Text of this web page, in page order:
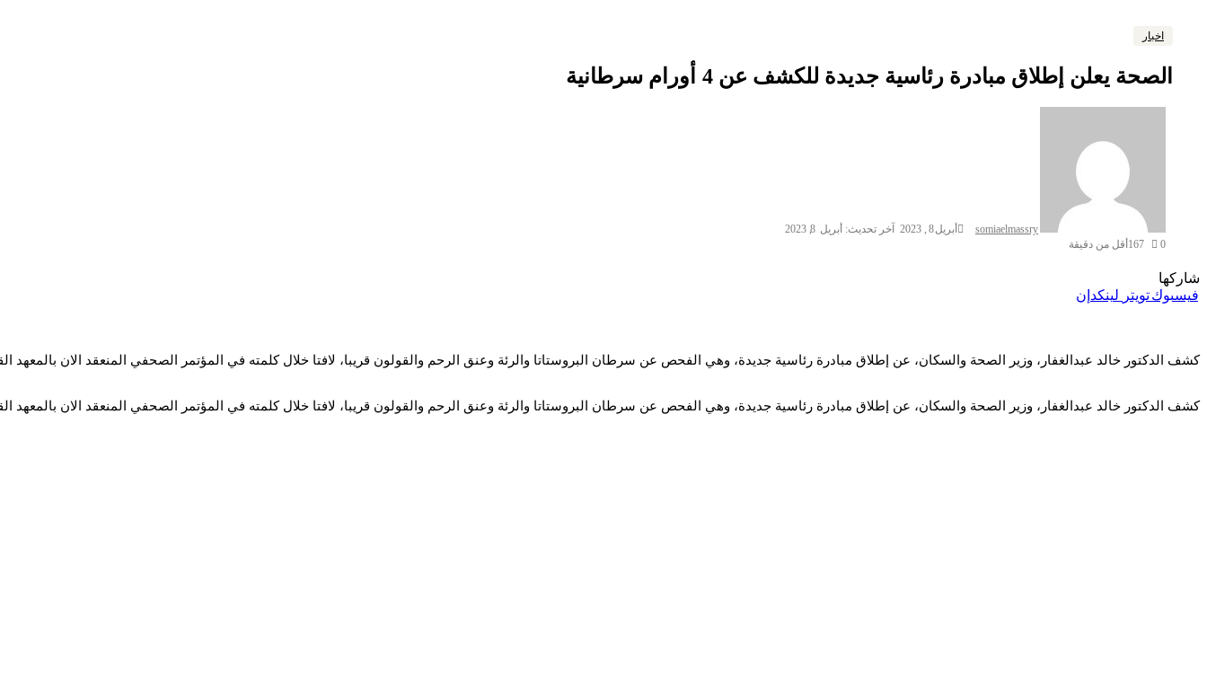
اخبار
الصحة يعلن إطلاق مبادرة رئاسية جديدة للكشف عن 4 أورام سرطانية
somiaelmassry أبريل 8, 2023
آخر تحديث: أبريل 8, 2023
0
167أقل من دقيقة
شاركها
فيسبوك تويتر لينكدإن
كشف الدكتور خالد عبدالغفار، وزير الصحة والسكان، عن إطلاق مبادرة رئاسية جديدة، وهي الفحص عن سرطان البروستاتا والرئة وعنق الرحم والقولون قريبا، لافتا خلال كلمته في المؤتمر الصحفي المنعقد الان
كشف الدكتور خالد عبدالغفار، وزير الصحة والسكان، عن إطلاق مبادرة رئاسية جديدة، وهي الفحص عن سرطان البروستاتا والرئة وعنق الرحم والقولون قريبا، لافتا خلال كلمته في المؤتمر الصحفي المنعقد الان